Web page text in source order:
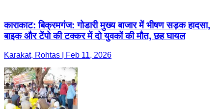
काराकाट: बिक्रमगंज: गोडारी मुख्य बाजार में भीषण सड़क हादसा,
बाइक और टेंपो की टक्कर में दो युवकों की मौत, छह घायल
Karakat, Rohtas | Feb 11, 2026